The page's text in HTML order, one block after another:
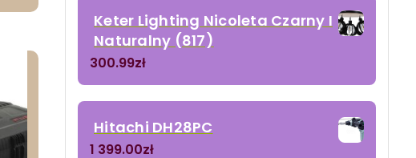
Keter Lighting Nicoleta Czarny I
Naturalny (817)
300.99zł
Hitachi DH28PC
1 399.00zł